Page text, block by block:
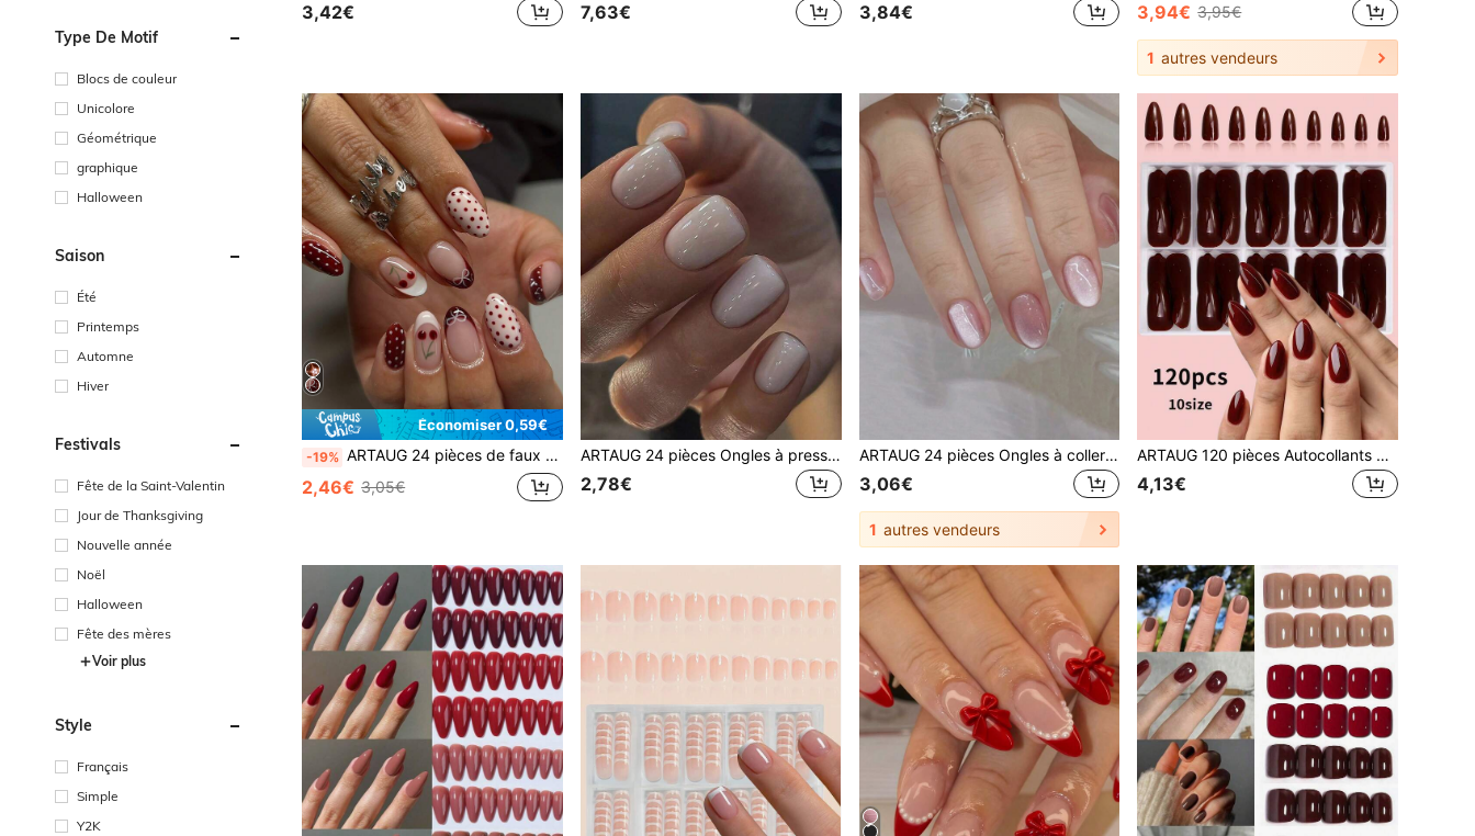
Type De Motif
Blocs de couleur
Unicolore
Géométrique
graphique
Halloween
Saison
Été
Printemps
Automne
Hiver
Festivals
Fête de la Saint-Valentin
Jour de Thanksgiving
Nouvelle année
Noël
Halloween
Fête des mères
Voir plus
Style
Français
Simple
Y2K
3,42€ 7,63€ 3,84€ 3,94€ 3,95€
1 autres vendeurs
Économiser 0,59€
-19% ARTAUG 24 pièces de faux ongles en forme de goutte d'eau, nouveau style de manucure à porter avec nœud à pois cerise, style vintage doux
2,46€ 3,05€
ARTAUG 24 pièces Ongles à presser carrés courts de couleur unie, style minimaliste blanc, comprend 1 lime à ongles et 1 ongle en gel à porter, fournitures de manucure
2,78€
ARTAUG 24 pièces Ongles à coller ovales de taille moyenne, dégradé rose de couleur unie, ensemble d'ongles faux à couverture complète brillante, fournitures d'art des ongles pour femmes et filles
3,06€
1 autres vendeurs
ARTAUG 120 pièces Autocollants pour ongles en forme d'amande de couleur bordeaux pur, design minimaliste à haute brillance, faux ongles, ensemble de manucure DIY, convient pour le port quotidien et les occasions spéciales, pour les femmes et les filles
4,13€